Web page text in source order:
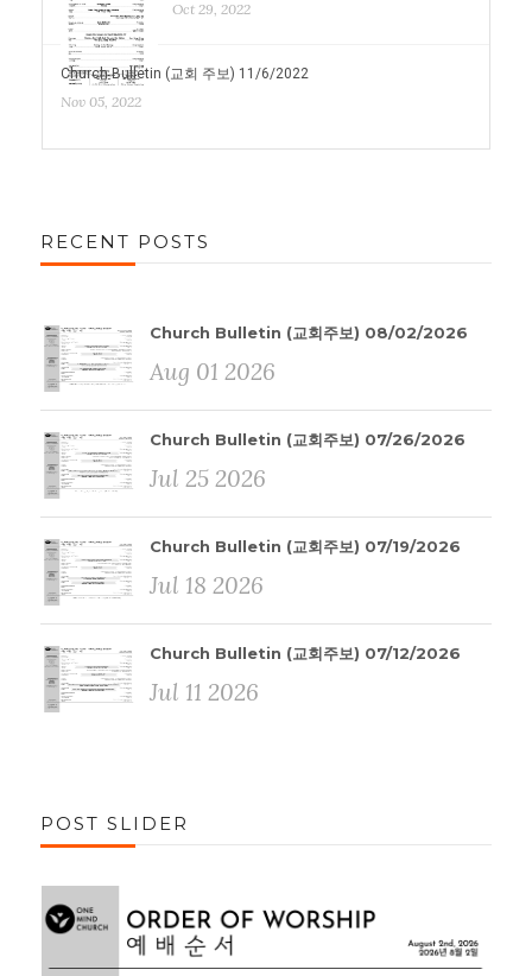
Oct 29, 2022
Church Bulletin (교회 주보) 11/6/2022
Nov 05, 2022
RECENT POSTS
Church Bulletin (교회주보) 08/02/2026
Aug 01 2026
Church Bulletin (교회주보) 07/26/2026
Jul 25 2026
Church Bulletin (교회주보) 07/19/2026
Jul 18 2026
Church Bulletin (교회주보) 07/12/2026
Jul 11 2026
POST SLIDER